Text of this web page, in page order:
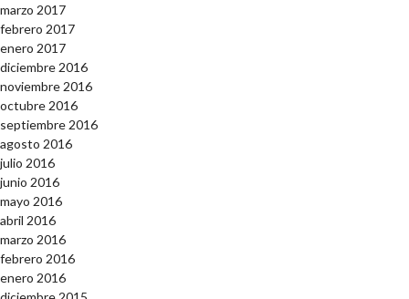
marzo 2017
febrero 2017
enero 2017
diciembre 2016
noviembre 2016
octubre 2016
septiembre 2016
agosto 2016
julio 2016
junio 2016
mayo 2016
abril 2016
marzo 2016
febrero 2016
enero 2016